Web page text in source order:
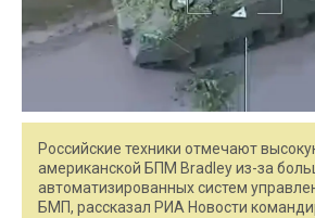
Российские техники отмечают
американской БПМ Bradley из-за
автоматизированных систем
БМП, рассказал РИА Новости